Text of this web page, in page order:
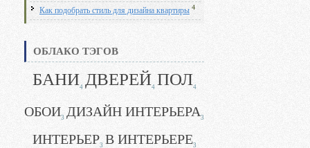
Как подобрать стиль для дизайна квартиры 4
ОБЛАКО ТЭГОВ
БАНИ4 ДВЕРЕЙ4 ПОЛ4
ОБОИ3 ДИЗАЙН ИНТЕРЬЕРА3
ИНТЕРЬЕР3 В ИНТЕРЬЕРЕ3